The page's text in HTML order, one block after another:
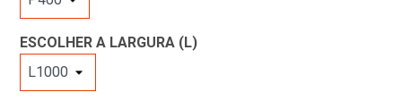
ESCOLHER A LARGURA (L)